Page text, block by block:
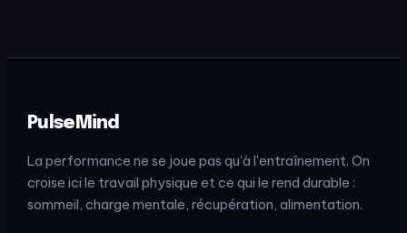
PulseMind
La performance ne se joue pas qu'à l'entraînement. On
croise ici le travail physique et ce qui le rend durable :
sommeil, charge mentale, récupération, alimentation.